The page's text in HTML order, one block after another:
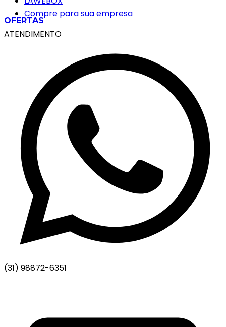
OFERTAS
Compre para sua empresa
ATENDIMENTO
(31) 98872-6351